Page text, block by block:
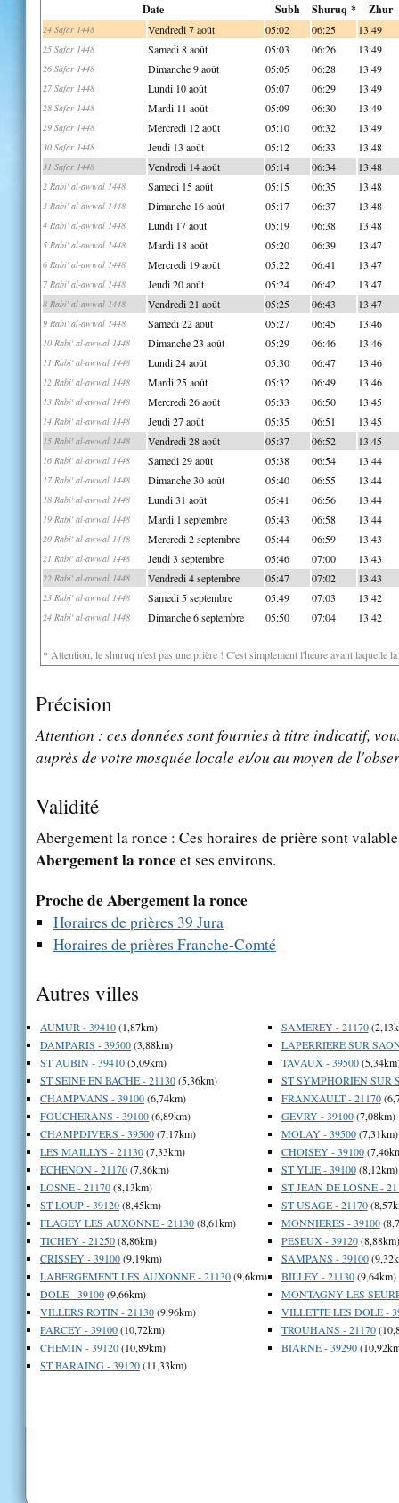
Date Subh Shuruq * Zhur
24 Safar 1448 Vendredi 7 août 05:02 06:25 13:49
25 Safar 1448 Samedi 8 août 05:03 06:26 13:49
26 Safar 1448 Dimanche 9 août 05:05 06:28 13:49
27 Safar 1448 Lundi 10 août 05:07 06:29 13:49
28 Safar 1448 Mardi 11 août 05:09 06:30 13:49
29 Safar 1448 Mercredi 12 août 05:10 06:32 13:49
30 Safar 1448 Jeudi 13 août 05:12 06:33 13:48
31 Safar 1448 Vendredi 14 août 05:14 06:34 13:48
2 Rabi' al-awwal 1448 Samedi 15 août 05:15 06:35 13:48
3 Rabi' al-awwal 1448 Dimanche 16 août 05:17 06:37 13:48
4 Rabi' al-awwal 1448 Lundi 17 août 05:19 06:38 13:48
5 Rabi' al-awwal 1448 Mardi 18 août 05:20 06:39 13:47
6 Rabi' al-awwal 1448 Mercredi 19 août 05:22 06:41 13:47
7 Rabi' al-awwal 1448 Jeudi 20 août 05:24 06:42 13:47
8 Rabi' al-awwal 1448 Vendredi 21 août 05:25 06:43 13:47
9 Rabi' al-awwal 1448 Samedi 22 août 05:27 06:45 13:46
10 Rabi' al-awwal 1448 Dimanche 23 août 05:29 06:46 13:46
11 Rabi' al-awwal 1448 Lundi 24 août 05:30 06:47 13:46
12 Rabi' al-awwal 1448 Mardi 25 août 05:32 06:49 13:46
13 Rabi' al-awwal 1448 Mercredi 26 août 05:33 06:50 13:45
14 Rabi' al-awwal 1448 Jeudi 27 août 05:35 06:51 13:45
15 Rabi' al-awwal 1448 Vendredi 28 août 05:37 06:52 13:45
16 Rabi' al-awwal 1448 Samedi 29 août 05:38 06:54 13:44
17 Rabi' al-awwal 1448 Dimanche 30 août 05:40 06:55 13:44
18 Rabi' al-awwal 1448 Lundi 31 août 05:41 06:56 13:44
19 Rabi' al-awwal 1448 Mardi 1 septembre 05:43 06:58 13:44
20 Rabi' al-awwal 1448 Mercredi 2 septembre 05:44 06:59 13:43
21 Rabi' al-awwal 1448 Jeudi 3 septembre 05:46 07:00 13:43
22 Rabi' al-awwal 1448 Vendredi 4 septembre 05:47 07:02 13:43
23 Rabi' al-awwal 1448 Samedi 5 septembre 05:49 07:03 13:42
24 Rabi' al-awwal 1448 Dimanche 6 septembre 05:50 07:04 13:42
* Attention, le shuruq n'est pas une prière ! C'est simplement l'heure avant laquelle
Précision
Attention : ces données sont fournies à titre indicatif,
auprès de votre mosquée locale et/ou au moyen de
Validité
Abergement la ronce : Ces horaires de prière sont
Abergement la ronceet ses environs.
Proche de Abergement la ronce
Horaires de prières 39 Jura
Horaires de prières Franche-Comté
Autres villes
AUMUR - 39410(1,87km)
DAMPARIS - 39500(3,88km)
ST AUBIN - 39410(5,09km)
ST SEINE EN BACHE - 21130(5,36km)
CHAMPVANS - 39100(6,74km)
FOUCHERANS - 39100(6,89km)
CHAMPDIVERS - 39500(7,17km)
LES MAILLYS - 21130(7,33km)
ECHENON - 21170(7,86km)
LOSNE - 21170(8,13km)
ST LOUP - 39120(8,45km)
FLAGEY LES AUXONNE - 21130(8,61km)
TICHEY - 21250(8,86km)
CRISSEY - 39100(9,19km)
LABERGEMENT LES AUXONNE - 21130(9,6km)
DOLE - 39100(9,66km)
VILLERS ROTIN - 21130(9,96km)
PARCEY - 39100(10,72km)
CHEMIN - 39120(10,89km)
ST BARAING - 39120(11,33km)
SAMEREY - 21170
LAPERRIERE SUR
TAVAUX - 39500
ST SYMPHORIEN SUR
FRANXAULT - 21170
GEVRY - 39100(7,08km)
MOLAY - 39500(7,31km)
CHOISEY - 39100
ST YLIE - 39100(8,12km)
ST JEAN DE LOSNE -
ST USAGE - 21170
MONNIERES - 39100
PESEUX - 39120(8,88km)
SAMPANS - 39100
BILLEY - 21130(9,64km)
MONTAGNY LES
VILLETTE LES DOLE -
TROUHANS - 21170
BIARNE - 39290